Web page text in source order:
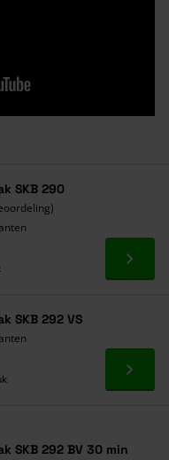
SKB 290
Ga
SKB 292 VS
Ga
SKB 292 BV 30 min